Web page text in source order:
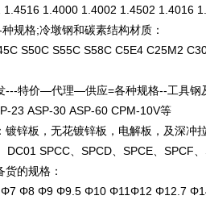
1.4516 1.4000 1.4002 1.4502 1.4016
规格;冷墩钢和碳素结构材质：
S50C S55C S58C C5E4 C25M2
特价—代理—供应=各种规格--工具钢
23 ASP-30 ASP-60 CPM-10V等
镀锌板，无花镀锌板，电解板，及深冲
DC01 SPCC、SPCD、SPCE、SPCF
的规格：
Φ8 Φ9 Φ9.5 Φ10 Φ11Φ12 Φ12.7